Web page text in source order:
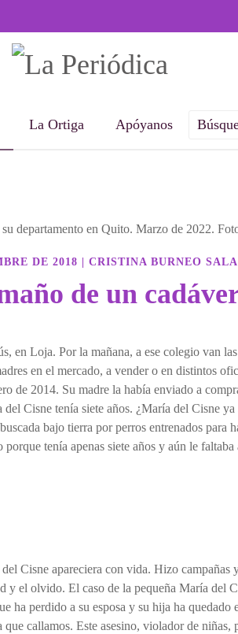
La Ortiga Apóyanos
DE 2018 CRISTINA BURNEO
de un
en Loja. Por la mañana, a ese colegio van
en el mercado, a vender o en distintos
de 2014. Su madre la había enviado a
Cisne tenía siete años. ¿María del Cisne
bajo tierra por perros entrenados para
tenía apenas siete años y aún le
Cisne apareciera con vida. Hizo campañas
el olvido. El caso de la pequeña María del
perdido a su esposa y su hija ha quedado
callamos. Este asesino, violador de